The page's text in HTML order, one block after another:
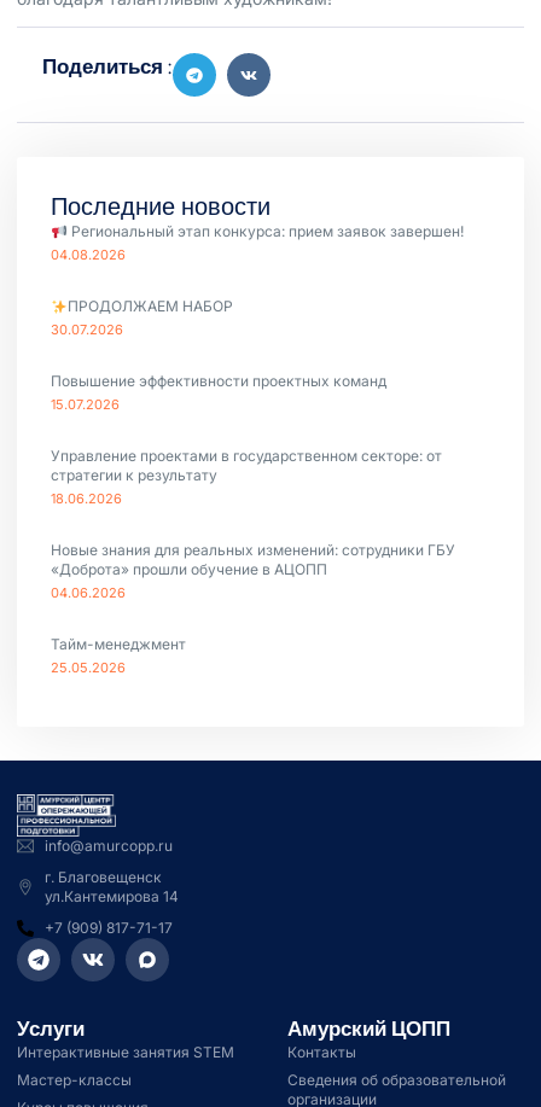
Поделиться :
Последние новости
Региональный этап конкурса: прием заявок завершен!
04.08.2026
ПРОДОЛЖАЕМ НАБОР
30.07.2026
Повышение эффективности проектных команд
15.07.2026
Управление проектами в государственном секторе: от
стратегии к результату
18.06.2026
Новые знания для реальных изменений: сотрудники ГБУ
«Доброта» прошли обучение в АЦОПП
04.06.2026
Тайм-менеджмент
25.05.2026
info@amurcopp.ru
г. Благовещенск
ул.Кантемирова 14
+7 (909) 817-71-17
Услуги
Интерактивные занятия STEM
Мастер-классы
Амурский ЦОПП
Контакты
Сведения об образовательной
организации